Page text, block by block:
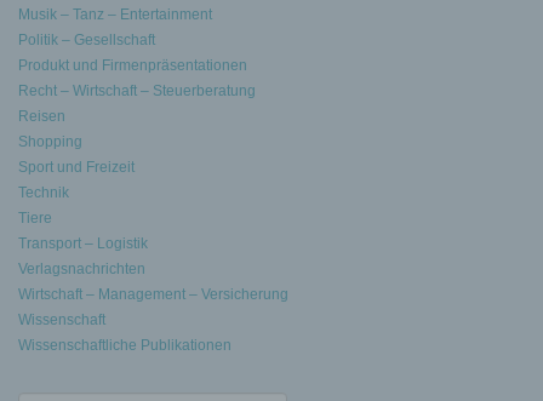
Musik – Tanz – Entertainment
Politik – Gesellschaft
Produkt und Firmenpräsentationen
Recht – Wirtschaft – Steuerberatung
Reisen
Shopping
Sport und Freizeit
Technik
Tiere
Transport – Logistik
Verlagsnachrichten
Wirtschaft – Management – Versicherung
Wissenschaft
Wissenschaftliche Publikationen